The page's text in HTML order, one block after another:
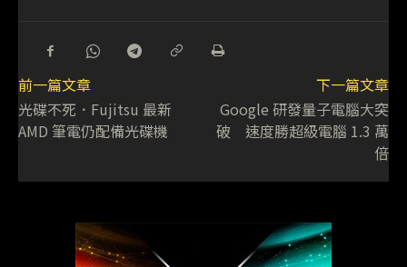
前一篇文章
光碟不死．Fujitsu 最新
AMD 筆電仍配備光碟機
下一篇文章
Google 研發量子電腦大突
破 速度勝超級電腦 1.3 萬
倍